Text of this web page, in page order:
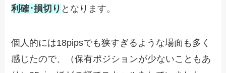
利確･損切り となります。
個人的には18pipsでも狭すぎるような場面も多く
感じたので、（保有ポジションが少ないこともあ